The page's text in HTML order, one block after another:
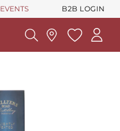
EVENTS B2B LOGIN